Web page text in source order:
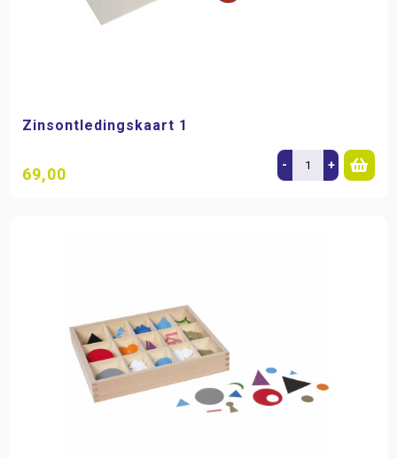
Zinsontledingskaart 1
69,00 - +